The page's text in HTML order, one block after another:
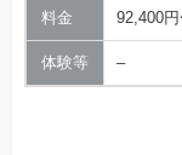
料金 92,400
体験等 –